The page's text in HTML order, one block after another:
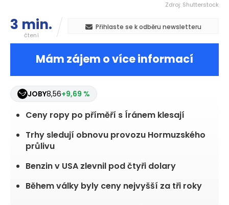
Zdroj: Shutterstock
3 min.
čtení
Přihlaste se k odběru newsletteru
Mám zájem o více informací
JOBY8,56+9,69 %
Ceny ropy po příměří s Íránem klesají
Trhy sledují obnovu provozu Hormuzského
průlivu
Benzin v USA zlevnil pod čtyři dolary
Během války byly ceny nejvyšší za tři roky